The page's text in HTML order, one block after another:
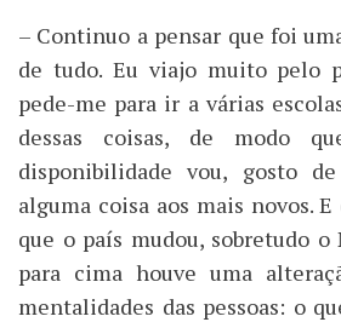
– Continuo a pensar que foi
de tudo. Eu viajo muito pelo
pede-me para ir a várias
dessas coisas, de modo
disponibilidade vou, gosto
alguma coisa aos mais novos.
que o país mudou, sobretudo o
para cima houve uma
mentalidades das pessoas: o